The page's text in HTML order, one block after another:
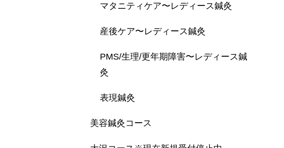
マタニティケア〜レディース鍼灸
産後ケア〜レディース鍼灸
PMS/生理/更年期障害〜レディース鍼
灸
表現鍼灸
美容鍼灸コース